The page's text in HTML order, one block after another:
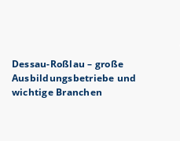
Dessau-Roßlau – große
Ausbildungsbetriebe und
wichtige Branchen